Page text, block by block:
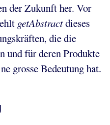
der Zukunft her. Vor
getAbstractdieses
die die
und für deren Produkte
grosse Bedeutung hat.